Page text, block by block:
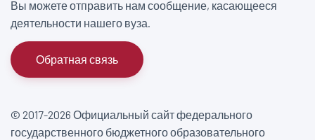
Вы можете отправить нам сообщение, касающееся
деятельности нашего вуза.
Обратная связь
© 2017-2026 Официальный сайт федерального
государственного бюджетного образовательного